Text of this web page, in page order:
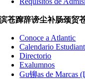
滨苍蹿辞谤尘补肠颈贸
Conoce a Atlantic
Calendario
Directorio
Exalumnos
Gu铆as de Marcas